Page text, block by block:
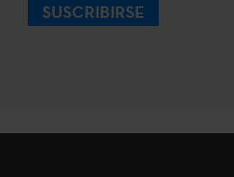
SUSCRIBIRSE